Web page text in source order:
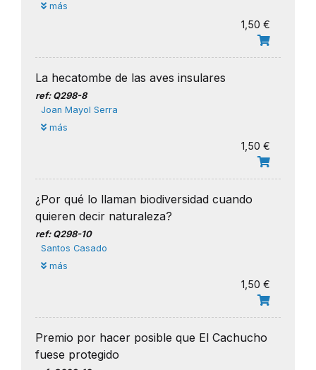
más
1,50 €
La hecatombe de las aves insulares
ref: Q298-8
Joan Mayol Serra
más
1,50 €
¿Por qué lo llaman biodiversidad cuando
quieren decir naturaleza?
ref: Q298-10
Santos Casado
más
1,50 €
Premio por hacer posible que El Cachucho
fuese protegido